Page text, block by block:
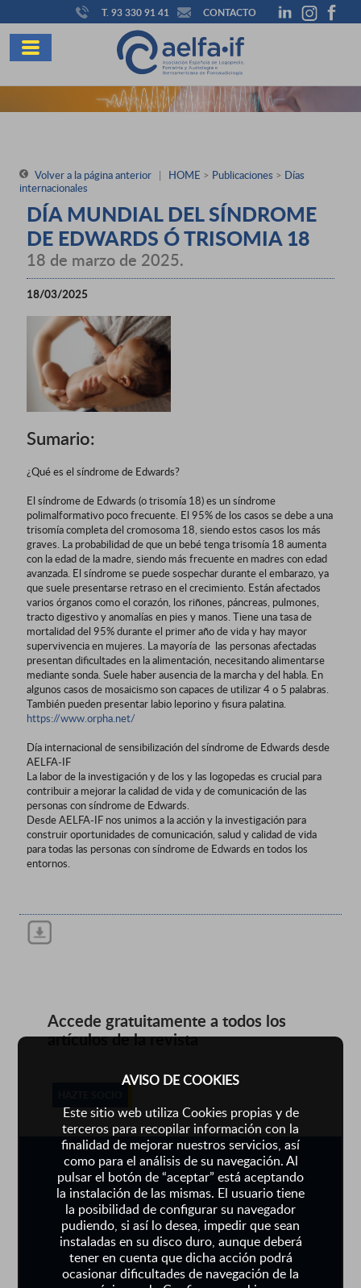
AVISO DE COOKIES
Este sitio web utiliza Cookies propias y de
terceros para recopilar información con la
finalidad de mejorar nuestros servicios, así
como para el análisis de su navegación. Al
pulsar el botón de “aceptar” está aceptando
la instalación de las mismas. El usuario tiene
la posibilidad de configurar su navegador
pudiendo, si así lo desea, impedir que sean
instaladas en su disco duro, aunque deberá
tener en cuenta que dicha acción podrá
ocasionar dificultades de navegación de la
T. 93 330 91 41 CONTACTO
Volver a la página anterior | HOME > Publicaciones > Días
internacionales
DÍA MUNDIAL DEL SÍNDROME
DE EDWARDS Ó TRISOMIA 18
18 de marzo de 2025.
18/03/2025
Sumario:
¿Qué es el síndrome de Edwards?
El síndrome de Edwards (o trisomía 18) es un síndrome
polimalformativo poco frecuente. El 95% de los casos se debe a una
trisomía completa del cromosoma 18, siendo estos casos los más
graves. La probabilidad de que un bebé tenga trisomía 18 aumenta
con la edad de la madre, siendo más frecuente en madres con edad
avanzada. El síndrome se puede sospechar durante el embarazo, ya
que suele presentarse retraso en el crecimiento. Están afectados
varios órganos como el corazón, los riñones, páncreas, pulmones,
tracto digestivo y anomalías en pies y manos. Tiene una tasa de
mortalidad del 95% durante el primer año de vida y hay mayor
supervivencia en mujeres. La mayoría de las personas afectadas
presentan dificultades en la alimentación, necesitando alimentarse
mediante sonda. Suele haber ausencia de la marcha y del habla. En
algunos casos de mosaicismo son capaces de utilizar 4 o 5 palabras.
También pueden presentar labio leporino y fisura palatina.
https://www.orpha.net/
Día internacional de sensibilización del síndrome de Edwards desde
AELFA-IF
La labor de la investigación y de los y las logopedas es crucial para
contribuir a mejorar la calidad de vida y de comunicación de las
personas con síndrome de Edwards.
Desde AELFA-IF nos unimos a la acción y la investigación para
construir oportunidades de comunicación, salud y calidad de vida
para todas las personas con síndrome de Edwards en todos los
entornos.
Accede gratuitamente a todos los
artículos de la revista